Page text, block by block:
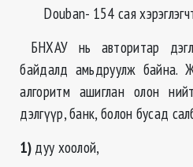
Douban- 154 сая
БНХАУ нь авторитар
байдалд амьдруулж байна.
алгоритм ашиглан олон
дэлгүүр, банк, болон бусад
1) дуу хоолой,